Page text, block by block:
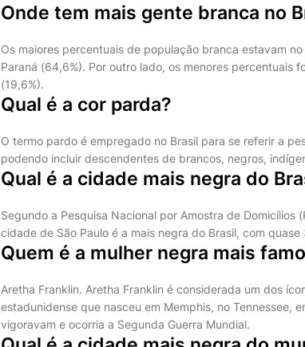
Onde tem mais gente branca no
Os maiores percentuais de população branca estavam
Paraná (64,6%). Por outro lado, os menores percentuais
(19,6%).
Qual é a cor parda?
O termo pardo é empregado no Brasil para se referir a
podendo incluir descendentes de brancos, negros,
Qual é a cidade mais negra do
Segundo a Pesquisa Nacional por Amostra de Domicílios
cidade de São Paulo é a mais negra do Brasil, com quase
Quem é a mulher negra mais
Aretha Franklin. Aretha Franklin é considerada um dos
estadunidense que nasceu em Memphis, no Tennessee,
vigoravam e ocorria a Segunda Guerra Mundial.